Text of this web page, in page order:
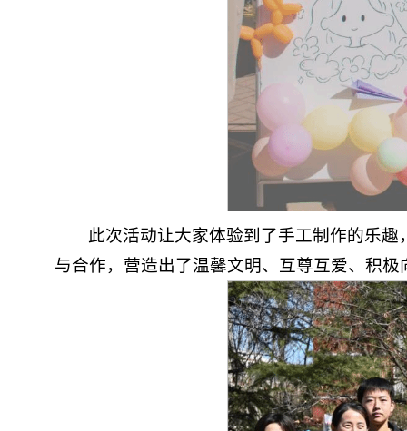
此次活动让大家体验到了手工制作的乐
与合作，营造出了温馨文明、互尊互爱、积